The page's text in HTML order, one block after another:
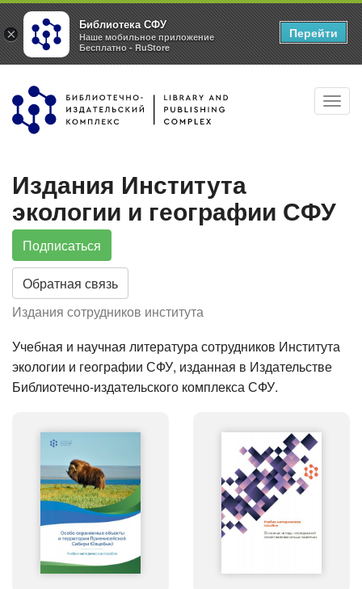
Перейти
основному
Издания Института
экологии и географии СФУ
Подписаться
Обратная связь
Издания сотрудников института
Учебная и научная литература сотрудников Института
экологии и географии СФУ, изданная в Издательстве
Библиотечно-издательского комплекса СФУ.
×
Библиотека СФУ
Наше мобильное приложение
Бесплатно - RuStore
Перейти